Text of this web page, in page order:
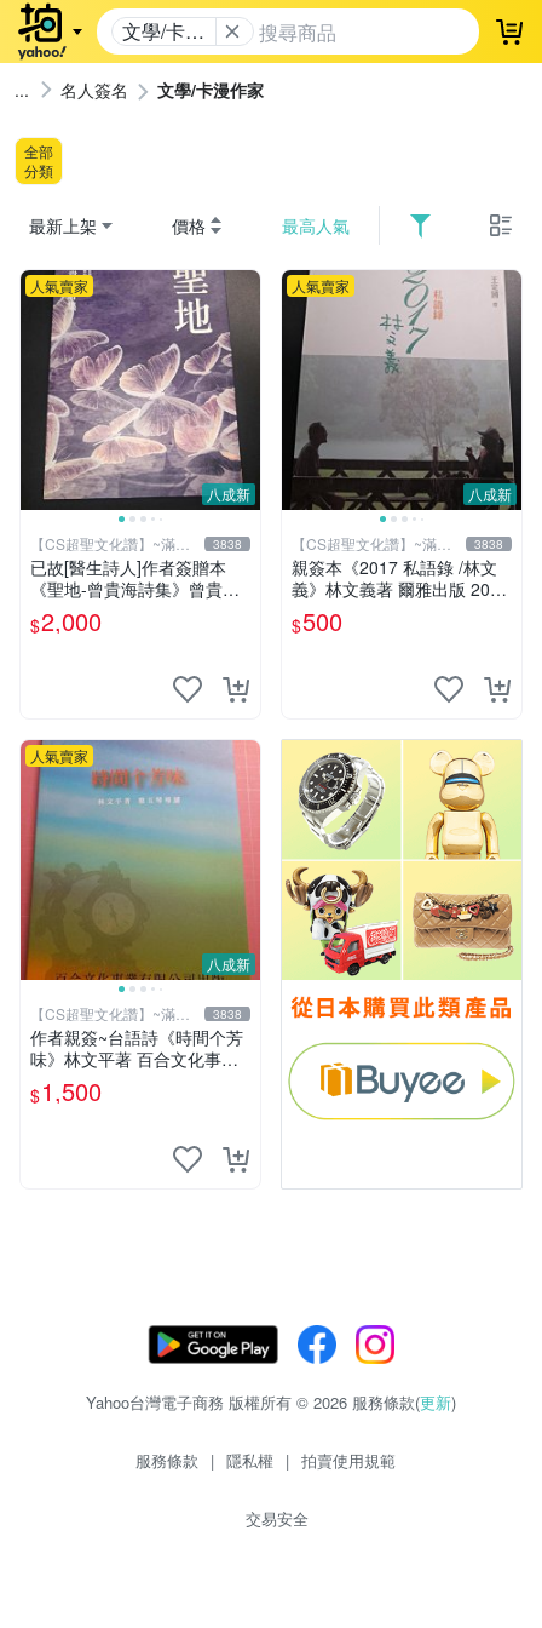
文學/卡漫
作家
登
名人簽名 文學/卡漫作家
全部
分類
最新上架 價格 最高人氣
八成新
人氣賣家
【CS超聖文化讚】~滿千
元送運
3838
已故[醫生詩人]作者簽贈本
《聖地-曾貴海詩集》曾貴海
著 春暉出版 2023年初版一刷
【CS超聖文化讚】
$2,000
八成新
人氣賣家
【CS超聖文化讚】~滿千
元送運
3838
親簽本《2017 私語錄 /林文
義》林文義著 爾雅出版 2018
年初版【CS超聖文化讚】
$500
八成新
人氣賣家
【CS超聖文化讚】~滿千
元送運
3838
作者親簽~台語詩《時間个芳
味》林文平著 百合文化事業
2006.10初版一刷 附光碟【C
S超聖文化讚】
$1,500
Yahoo台灣電子商務 版權所有 © 2026 服務條款(更新)
服務條款 | 隱私權 | 拍賣使用規範
交易安全